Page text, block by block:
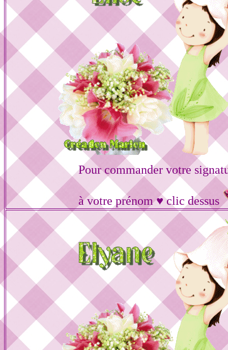
Pour commander votre
à votre prénom ♥ clic dessus